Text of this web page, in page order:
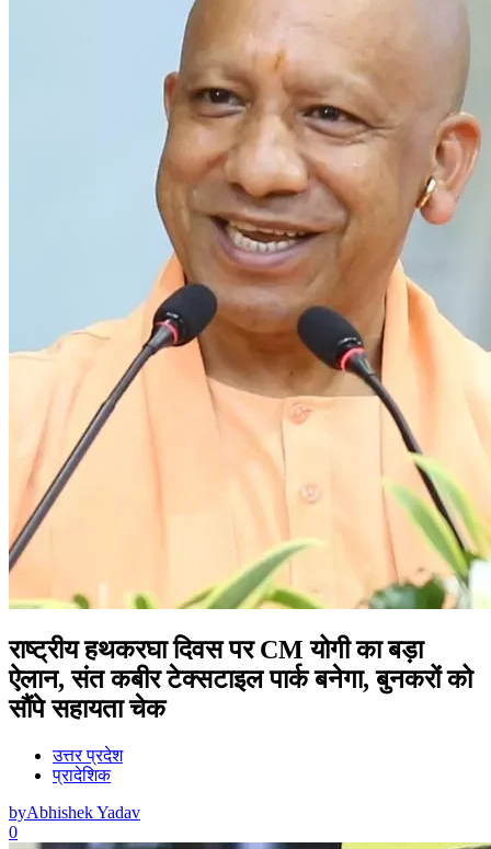
राष्ट्रीय हथकरघा दिवस पर CM योगी का बड़ा
ऐलान, संत कबीर टेक्सटाइल पार्क बनेगा, बुनकरों को
सौंपे सहायता चेक
उत्तर प्रदेश
प्रादेशिक
byAbhishek Yadav
0